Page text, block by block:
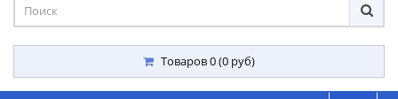
Товаров 0 (0 руб)